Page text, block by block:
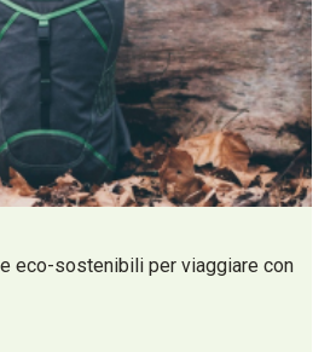
eco-sostenibili per viaggiare con